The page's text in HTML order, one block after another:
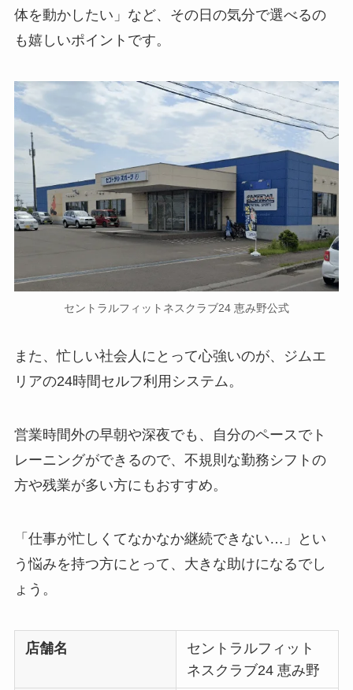
体を動かしたい」など、その日の気分で選べるの
も嬉しいポイントです。
セントラルフィットネスクラブ24 恵み野公式
また、忙しい社会人にとって心強いのが、ジムエ
リアの24時間セルフ利用システム。
営業時間外の早朝や深夜でも、自分のペースでト
レーニングができるので、不規則な勤務シフトの
方や残業が多い方にもおすすめ。
「仕事が忙しくてなかなか継続できない…」とい
う悩みを持つ方にとって、大きな助けになるでし
ょう。
店舗名
セントラルフィット
ネスクラブ24 恵み野